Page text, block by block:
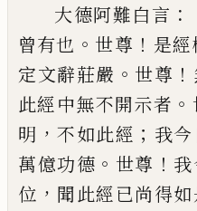
大德阿難白言
曾有也 。 世尊 ！ 是經
定文辭莊嚴 。 世尊 ！
此經中無不開示者 。
明 ， 不如此經 ； 我
萬億功德 。 世尊 ！
位 ， 聞此經已尚得如